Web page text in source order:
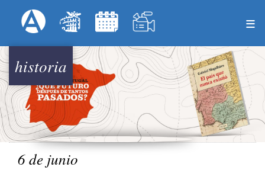
al
principal
Menú Superior
historia
6 de junio